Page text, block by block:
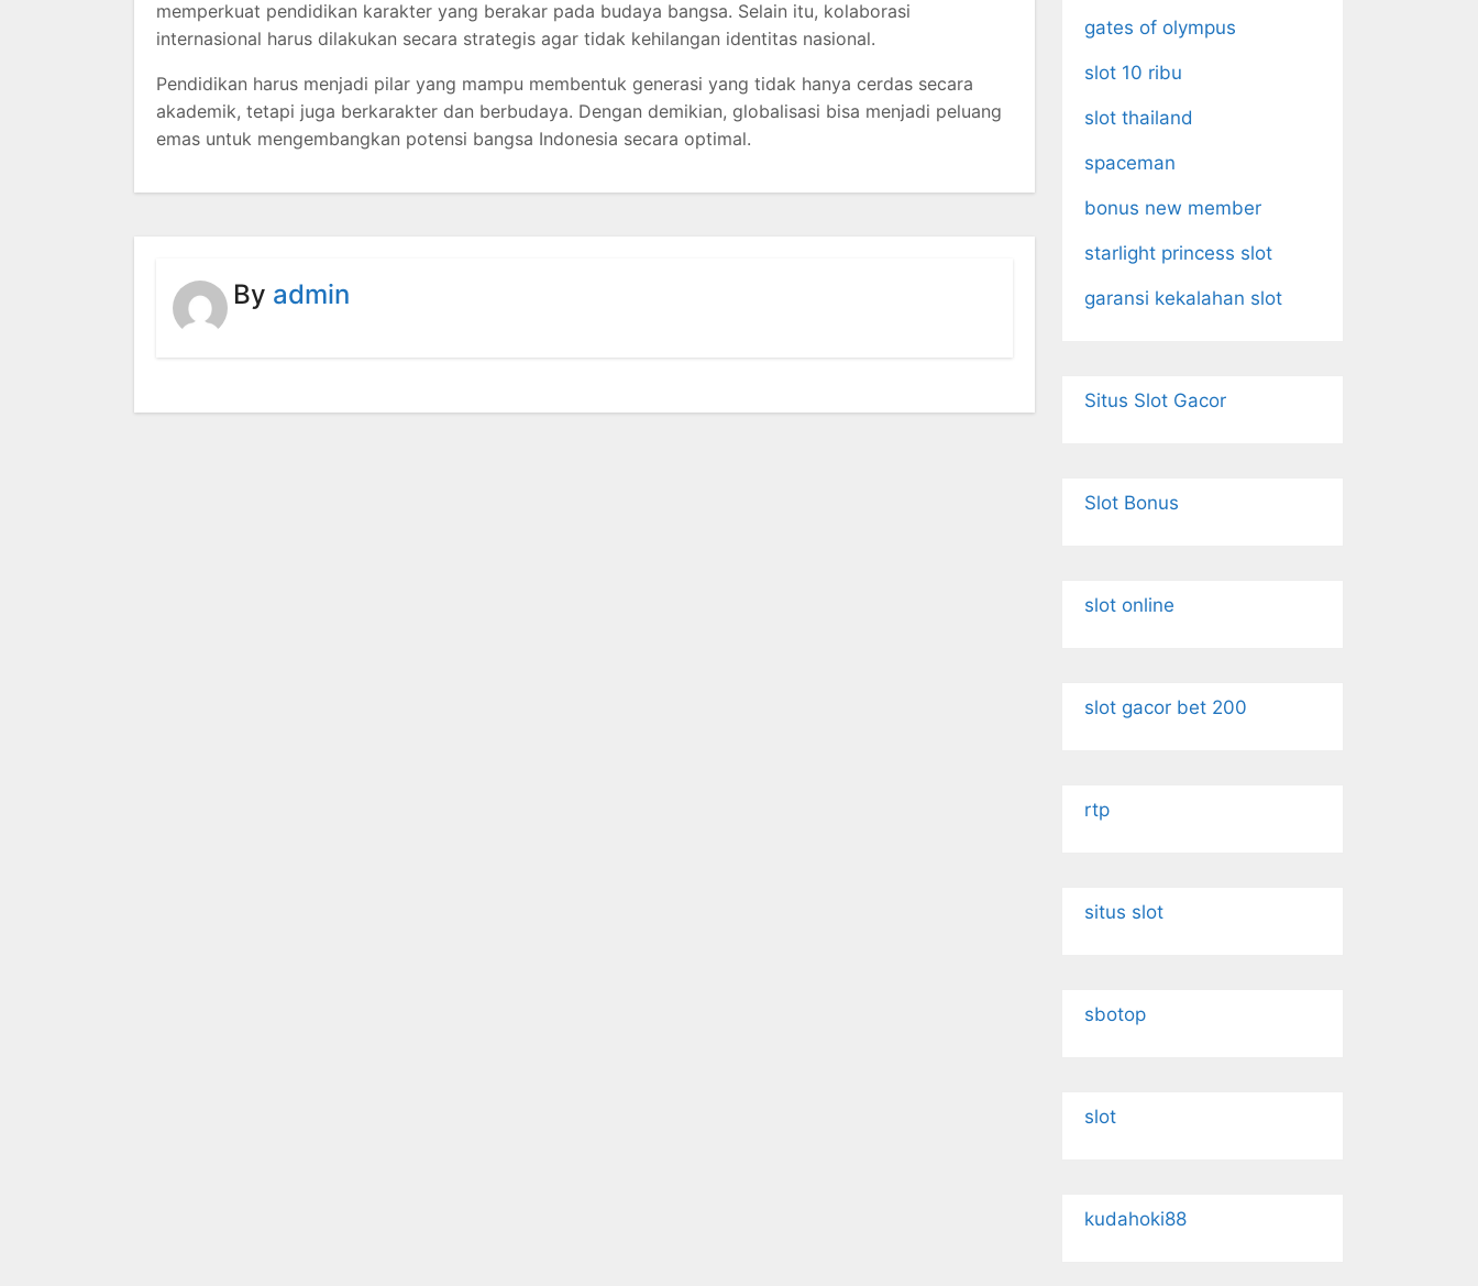
memperkuat pendidikan karakter yang berakar pada budaya bangsa. Selain itu, kolaborasi
internasional harus dilakukan secara strategis agar tidak kehilangan identitas nasional.
Pendidikan harus menjadi pilar yang mampu membentuk generasi yang tidak hanya cerdas secara
akademik, tetapi juga berkarakter dan berbudaya. Dengan demikian, globalisasi bisa menjadi peluang
emas untuk mengembangkan potensi bangsa Indonesia secara optimal.
By admin
gates of olympus
slot 10 ribu
slot thailand
spaceman
bonus new member
starlight princess slot
garansi kekalahan slot
Situs Slot Gacor
Slot Bonus
slot online
slot gacor bet 200
rtp
situs slot
sbotop
slot
kudahoki88